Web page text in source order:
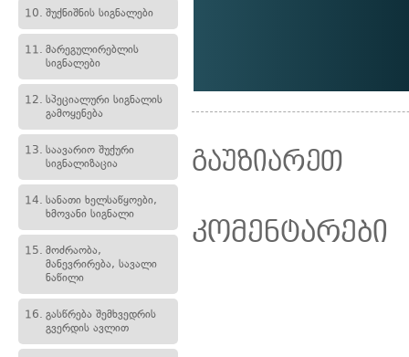
10. შუქნიშნის სიგნალები
11. მარეგულირებლის
სიგნალები
12. სპეციალური სიგნალის
გამოყენება
13. საავარიო შუქური
სიგნალიზაცია
14. სანათი ხელსაწყოები,
ხმოვანი სიგნალი
15. მოძრაობა,
მანევრირება, სავალი
ნაწილი
16. გასწრება შემხვედრის
გვერდის ავლით
გაუზიარეთ
კომენტარები